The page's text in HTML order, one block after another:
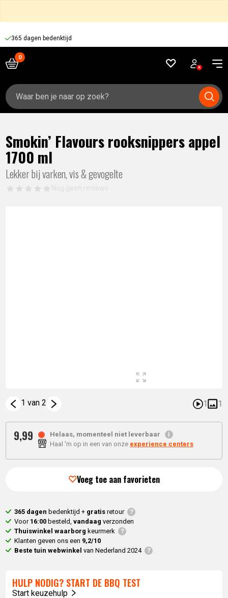
365 dagen bedenktijd
Zoeken
naar:
Smokin’ Flavours rooksnippers appel
1700 ml
Lekker bij varken, vis & gevogelte
1 van 2 1 1
9,99
Helaas, momenteel niet leverbaar
Haal 'm op in een van onze experience centers
Voeg toe aan favorieten
365 dagen bedenktijd + gratisretour
Voor 16:00 besteld,vandaag verzonden
Thuiswinkel waarborg keurmerk
Klanten geven ons een 9,2/10
Beste tuin webwinkel van Nederland 2024
HULP NODIG? START DE BBQ TEST
Start keuzehulp